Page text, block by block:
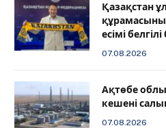
Қазақстан
есімі
07.08.2026
Ақтөбе
кешені
07.08.2026